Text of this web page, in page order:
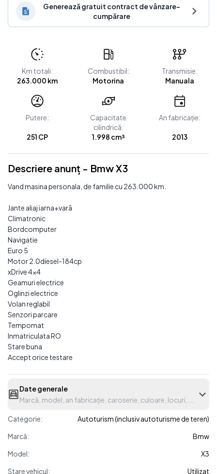
Generează gratuit contract de vânzare-
cumpărare
Km totali:
263.000 km
Combustibil:
Motorina
Transmisie:
Manuala
Putere:
251 CP
Capacitate
cilindrică:
1.998 cm³
An fabricație:
2013
Descriere anunț - Bmw X3
Vand masina personala, de familie cu 263.000 km.
Jante aliaj iarna+varā
Climatronic
Bordcomputer
Navigatie
Euro 5
Motor 2.0diesel-184cp
xDrive 4×4
Geamuri electrice
Oglinzi electrice
Volan reglabil
Senzori parcare
Tempomat
Inmatriculata RO
Stare buna
Accept orice testare
Date generale
Marcă, model, an fabricație, caroserie, culoare, locuri, etc.
Categorie:
Autoturism (inclusiv autoturisme de teren)
Marcă:
Bmw
Model:
X3
Stare vehicul:
Utilizat